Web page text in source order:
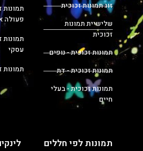
זוג תמונות זכוכית
שלישיית תמונות
זכוכית
תמונות זכוכית - נופים
תמונות זכוכית - דת
תמונות זכוכית - בעלי
חיים
תמונות
פעולה
תמונות
עסקי
תמונות
תמונות לפי חללים